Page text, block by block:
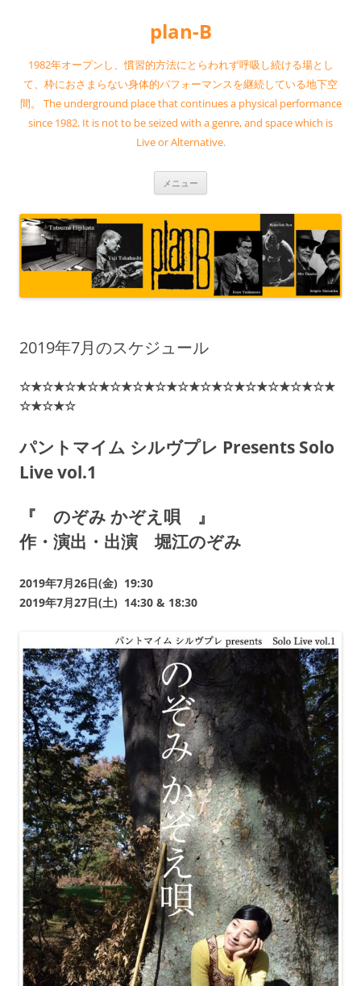
へ
キ
ッ
プ
plan-B
1982年オープンし、慣習的方法にとらわれず呼吸し続ける場とし
て、枠におさまらない身体的パフォーマンスを継続している地下空
間。 The underground place that continues a physical performance
since 1982. It is not to be seized with a genre, and space which is
Live or Alternative.
メニュー
2019年7月のスケジュール
☆★☆★☆★☆★☆★☆★☆★☆★☆★☆★☆★☆★☆★☆★
☆★☆★☆
パントマイム シルヴプレ Presents Solo
Live vol.1
『 のぞみ かぞえ唄 』
作・演出・出演 堀江のぞみ
2019年7月26日(金) 19:30
2019年7月27日(土) 14:30 & 18:30